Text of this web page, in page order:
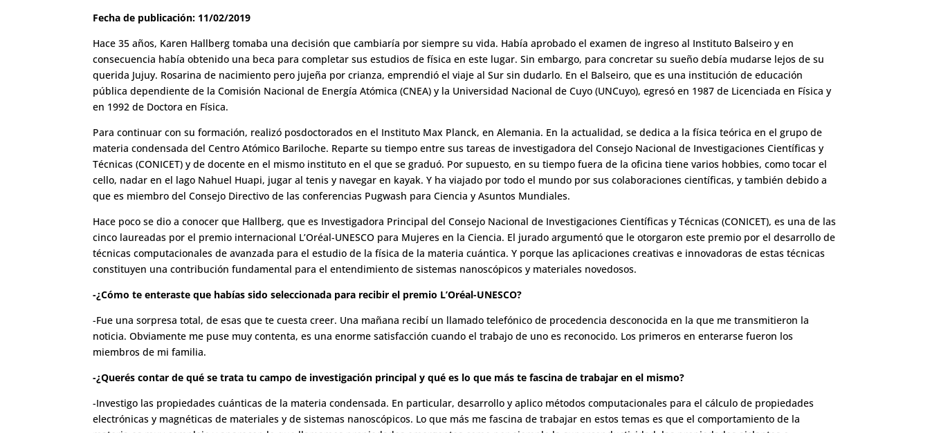
Fecha de publicación: 11/02/2019
Hace 35 años, Karen Hallberg tomaba una decisión que cambiaría por siempre su vida. Había aprobado el examen de ingreso al Instituto Balseiro y en
consecuencia había obtenido una beca para completar sus estudios de física en este lugar. Sin embargo, para concretar su sueño debía mudarse lejos de su
querida Jujuy. Rosarina de nacimiento pero jujeña por crianza, emprendió el viaje al Sur sin dudarlo. En el Balseiro, que es una institución de educación
pública dependiente de la Comisión Nacional de Energía Atómica (CNEA) y la Universidad Nacional de Cuyo (UNCuyo), egresó en 1987 de Licenciada en Física y
en 1992 de Doctora en Física.
Para continuar con su formación, realizó posdoctorados en el Instituto Max Planck, en Alemania. En la actualidad, se dedica a la física teórica en el grupo de
materia condensada del Centro Atómico Bariloche. Reparte su tiempo entre sus tareas de investigadora del Consejo Nacional de Investigaciones Científicas y
Técnicas (CONICET) y de docente en el mismo instituto en el que se graduó. Por supuesto, en su tiempo fuera de la oficina tiene varios hobbies, como tocar el
cello, nadar en el lago Nahuel Huapi, jugar al tenis y navegar en kayak. Y ha viajado por todo el mundo por sus colaboraciones científicas, y también debido a
que es miembro del Consejo Directivo de las conferencias Pugwash para Ciencia y Asuntos Mundiales.
Hace poco se dio a conocer que Hallberg, que es Investigadora Principal del Consejo Nacional de Investigaciones Científicas y Técnicas (CONICET), es una de las
cinco laureadas por el premio internacional L’Oréal-UNESCO para Mujeres en la Ciencia. El jurado argumentó que le otorgaron este premio por el desarrollo de
técnicas computacionales de avanzada para el estudio de la física de la materia cuántica. Y porque las aplicaciones creativas e innovadoras de estas técnicas
constituyen una contribución fundamental para el entendimiento de sistemas nanoscópicos y materiales novedosos.
-¿Cómo te enteraste que habías sido seleccionada para recibir el premio L’Oréal-UNESCO?
-Fue una sorpresa total, de esas que te cuesta creer. Una mañana recibí un llamado telefónico de procedencia desconocida en la que me transmitieron la
noticia. Obviamente me puse muy contenta, es una enorme satisfacción cuando el trabajo de uno es reconocido. Los primeros en enterarse fueron los
miembros de mi familia.
-¿Querés contar de qué se trata tu campo de investigación principal y qué es lo que más te fascina de trabajar en el mismo?
-Investigo las propiedades cuánticas de la materia condensada. En particular, desarrollo y aplico métodos computacionales para el cálculo de propiedades
electrónicas y magnéticas de materiales y de sistemas nanoscópicos. Lo que más me fascina de trabajar en estos temas es que el comportamiento de la